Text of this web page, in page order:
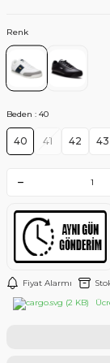
Renk
Beden : 40
40 41 42 43
Fiyat Alarmı